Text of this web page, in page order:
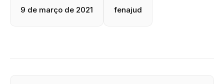
9 de março de 2021 fenajud